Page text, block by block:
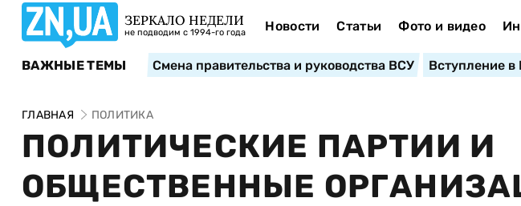
ЗЕРКАЛО НЕДЕЛИ
не подводим с 1994-го года Новости Статьи Фото и видео
ВАЖНЫЕ ТЕМЫ Смена правительства и руководства ВСУ Вступление в
ГЛАВНАЯ ПОЛИТИКА
ПОЛИТИЧЕСКИЕ ПАРТИИ И
ОБЩЕСТВЕННЫЕ